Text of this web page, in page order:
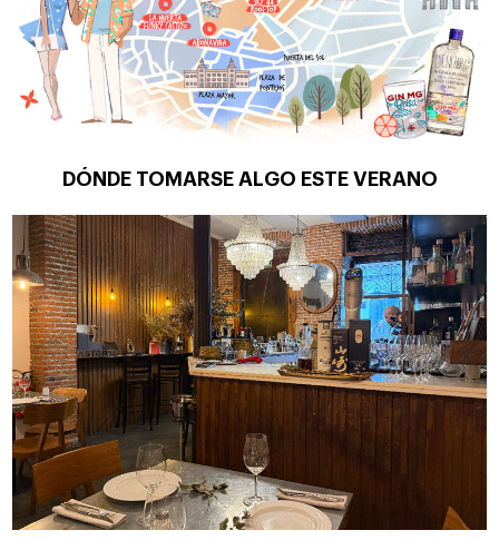
DÓNDE TOMARSE ALGO ESTE VERANO